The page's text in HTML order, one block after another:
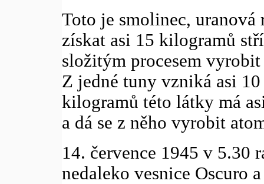
Toto je smolinec,
získat asi 15 kilogramů
složitým procesem
Z jedné tuny vzniká asi
kilogramů této látky má
a dá se z něho vyrobit
14. července 1945 v 5.30
nedaleko vesnice Oscuro